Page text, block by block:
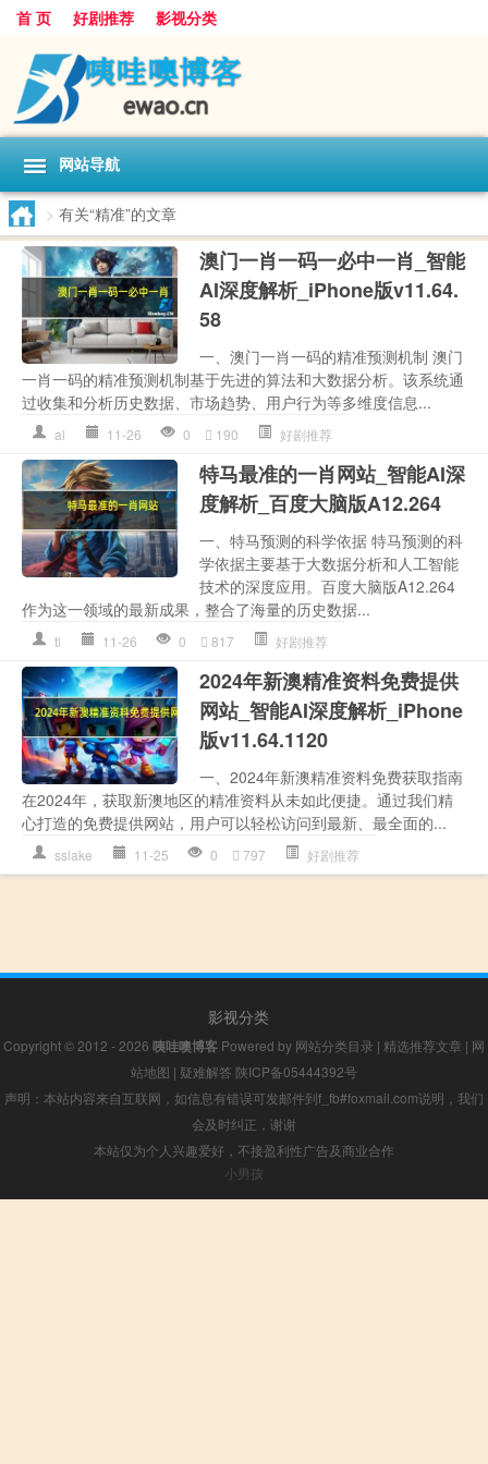
首 页 好剧推荐 影视分类
网站导航
> 有关“精准”的文章
澳门一肖一码一必中一肖_智能
AI深度解析_iPhone版v11.64.
58
一、澳门一肖一码的精准预测机制 澳门
一肖一码的精准预测机制基于先进的算法和大数据分析。该系统通
过收集和分析历史数据、市场趋势、用户行为等多维度信息...
al 11-26 0 190 好剧推荐
特马最准的一肖网站_智能AI深
度解析_百度大脑版A12.264
一、特马预测的科学依据 特马预测的科
学依据主要基于大数据分析和人工智能
技术的深度应用。百度大脑版A12.264
作为这一领域的最新成果，整合了海量的历史数据...
tl 11-26 0 817 好剧推荐
2024年新澳精准资料免费提供
网站_智能AI深度解析_iPhone
版v11.64.1120
一、2024年新澳精准资料免费获取指南
在2024年，获取新澳地区的精准资料从未如此便捷。通过我们精
心打造的免费提供网站，用户可以轻松访问到最新、最全面的...
sslake 11-25 0 797 好剧推荐
影视分类
Copyright © 2012 - 2026 咦哇噢博客 Powered by 网站分类目录 | 精选推荐文章 | 网
站地图 | 疑难解答 陕ICP备05444392号
声明：本站内容来自互联网，如信息有错误可发邮件到f_fb#foxmail.com说明，我们
会及时纠正，谢谢
本站仅为个人兴趣爱好，不接盈利性广告及商业合作
小男孩